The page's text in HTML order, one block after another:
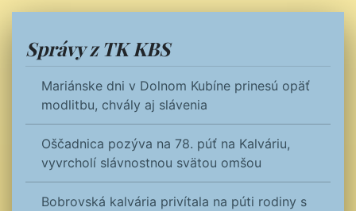
Správy z TK KBS
Mariánske dni v Dolnom Kubíne prinesú opäť
modlitbu, chvály aj slávenia
Oščadnica pozýva na 78. púť na Kalváriu,
vyvrcholí slávnostnou svätou omšou
Bobrovská kalvária privítala na púti rodiny s